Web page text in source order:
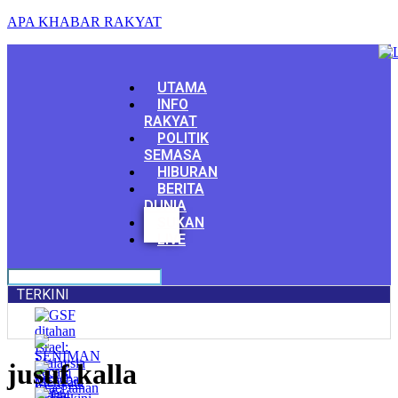
APA KHABAR RAKYAT
Menu
UTAMA
INFO
RAKYAT
POLITIK
SEMASA
HIBURAN
BERITA
DUNIA
SUKAN
LIVE
Facebook
Youtube
TERKINI
jusuf kalla